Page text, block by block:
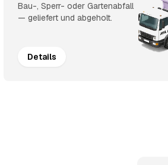
Bau-, Sperr- oder Gartenabfall
— geliefert und abgeholt.
Details